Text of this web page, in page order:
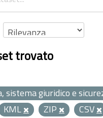
trovato
sistema giuridico e
KML ZIP CSV